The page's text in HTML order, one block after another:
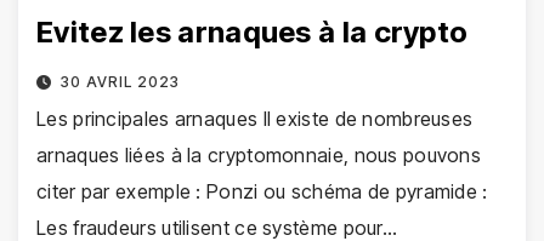
Evitez les arnaques à la crypto
30 AVRIL 2023
Les principales arnaques Il existe de nombreuses
arnaques liées à la cryptomonnaie, nous pouvons
citer par exemple : Ponzi ou schéma de pyramide :
Les fraudeurs utilisent ce système pour…